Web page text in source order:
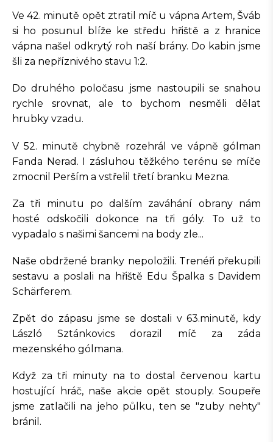
Ve 42. minutě opět ztratil míč u vápna Artem, Šváb
si ho posunul blíže ke středu hřiště a z hranice
vápna našel odkrytý roh naší brány. Do kabin jsme
šli za nepříznivého stavu 1:2.
Do druhého poločasu jsme nastoupili se snahou
rychle srovnat, ale to bychom nesměli dělat
hrubky vzadu.
V 52. minutě chybně rozehrál ve vápně gólman
Fanda Nerad. I zásluhou těžkého terénu se míče
zmocnil Perším a vstřelil třetí branku Mezna.
Za tři minutu po dalším zaváhání obrany nám
hosté odskočili dokonce na tři góly. To už to
vypadalo s našimi šancemi na body zle...
Naše obdržené branky nepoložili. Trenéři překupili
sestavu a poslali na hřiště Edu Špalka s Davidem
Schärferem.
Zpět do zápasu jsme se dostali v 63.minutě, kdy
László Sztánkovics dorazil míč za záda
mezenského gólmana.
Když za tři minuty na to dostal červenou kartu
hostující hráč, naše akcie opět stouply. Soupeře
jsme zatlačili na jeho půlku, ten se "zuby nehty"
bránil.